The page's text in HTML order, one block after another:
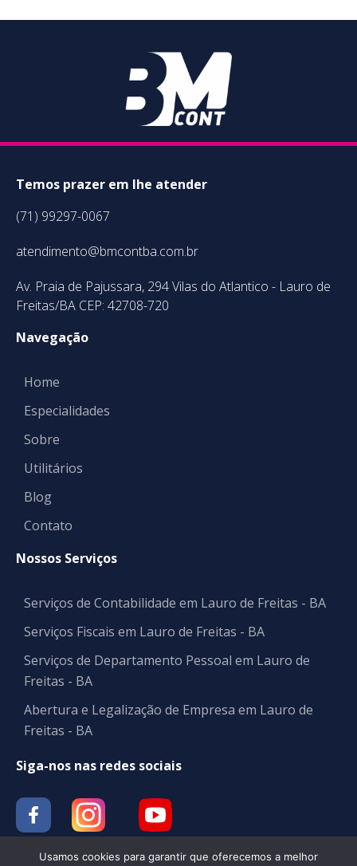
Temos prazer em lhe atender
(71) 99297-0067
atendimento@bmcontba.com.br
Av. Praia de Pajussara, 294 Vilas do Atlantico - Lauro de
Freitas/BA CEP: 42708-720
Navegação
Home
Especialidades
Sobre
Utilitários
Blog
Contato
Nossos Serviços
Serviços de Contabilidade em Lauro de Freitas - BA
Serviços Fiscais em Lauro de Freitas - BA
Serviços de Departamento Pessoal em Lauro de
Freitas - BA
Abertura e Legalização de Empresa em Lauro de
Freitas - BA
Siga-nos nas redes sociais
Usamos cookies para garantir que oferecemos a melhor